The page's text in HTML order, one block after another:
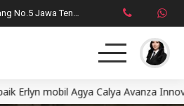
No.5 Jawa Tengah
Agya Calya Avanza Innova